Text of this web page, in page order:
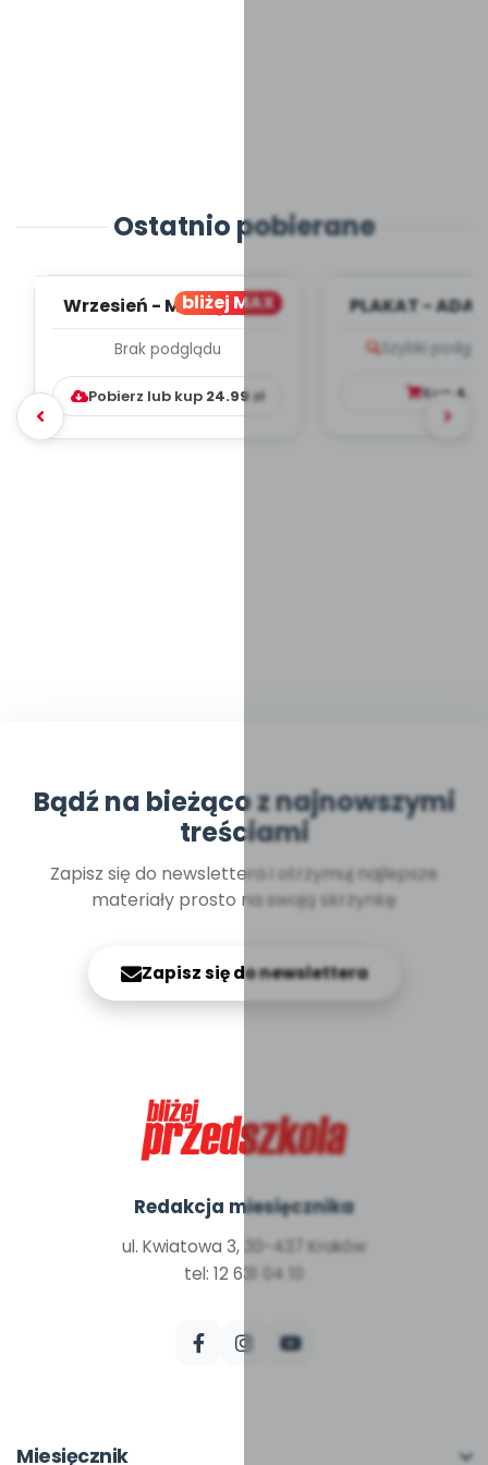
Ostatnio pobierane
bliżej MAX
Wrzesień - MIESIĘCZNY
WYCHOWAWCZO –
DYDAKTYC...
Brak podglądu
Pobierz lub kup 24.99zł
PLAKAT -
Szybki
Kup
Bądź na bieżąco z najnowszymi
treściami
Zapisz się do newslettera i otrzymuj najlepsze
materiały prosto na swoją skrzynkę
Zapisz się do newslettera
Redakcja miesięcznika
ul. Kwiatowa 3, 30-437 Kraków
tel: 12 631 04 10
Miesięcznik